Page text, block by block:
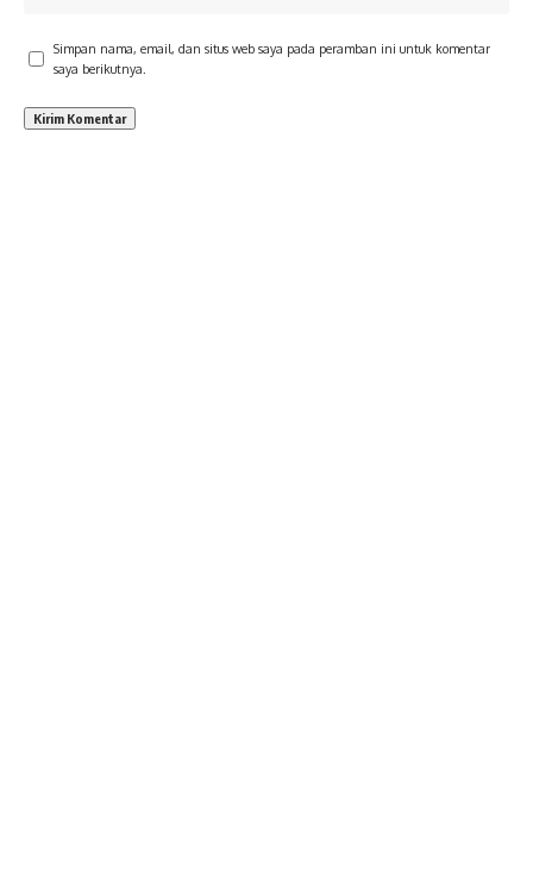
Simpan nama, email, dan situs web saya pada peramban ini untuk komentar
saya berikutnya.